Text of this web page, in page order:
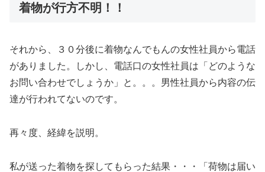
着物が行方不明！！
それから、３０分後に着物なんでもんの女性社員から電話
がありました。しかし、電話口の女性社員は「どのような
お問い合わせでしょうか」と。。。男性社員から内容の伝
達が行われてないのです。
再々度、経緯を説明。
私が送った着物を探してもらった結果・・・「荷物は届い